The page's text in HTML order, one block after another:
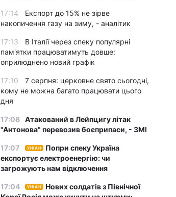
17:14
Експорт до 15% не зірве
накопичення газу на зиму, - аналітик
17:13
В Італії через спеку популярні
пам'ятки працюватимуть довше:
оприлюднено новий графік
17:10
7 серпня: церковне свято сьогодні,
кому не можна багато працювати цього
дня
17:08 Атакований в Лейпцигу літак
"Антонова" перевозив боєприпаси, - ЗМІ
17:07 УНІАН
Попри спеку Україна
експортує електроенергію: чи
загрожують нам відключення
17:04 УНІАН
Нових солдатів з Північної